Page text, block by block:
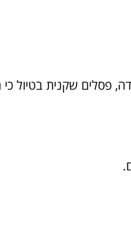
פסלים שקנית בטיול